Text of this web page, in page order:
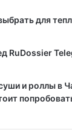
для
RuDossier
и роллы в